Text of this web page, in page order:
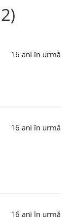
16 ani în urmă
16 ani în urmă
16 ani în urmă